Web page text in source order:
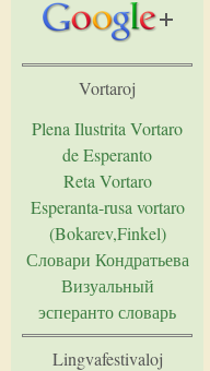
Vortaroj
Plena Ilustrita Vortaro
de Esperanto
Reta Vortaro
Esperanta-rusa vortaro
(Bokarev,Finkel)
Словари Кондратьева
Визуальный
эсперанто словарь
Lingvafestivaloj